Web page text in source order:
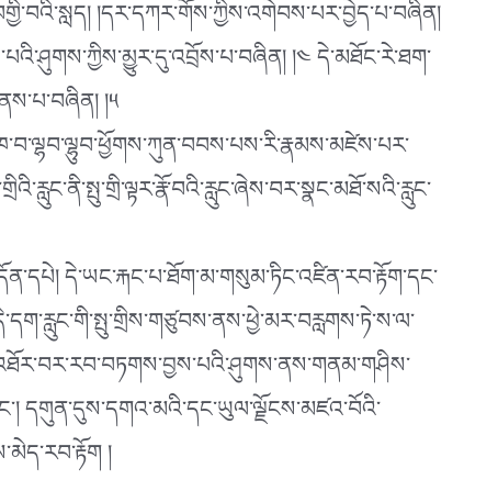
།དར་དཀར་གོས་ཀྱིས་འགེབས་པར་བྱེད་པ་བཞིན།
།༤ དེ་མཐོང་རེ་ཐག་
།༥
དེ་ཡང་རྐང་པ་ཐོག་མ་གསུམ་ཏིང་འཛིན་རབ་རྟོག་དང་
དགུན་དུས་དགའ་མའི་དང་ཡུལ་ལྗོངས་མཛའ་བོའི་
།